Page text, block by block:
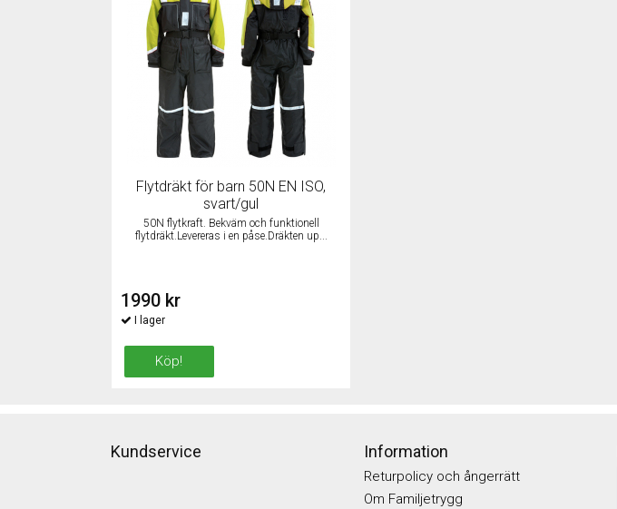
Flytdräkt för barn 50N EN ISO,
svart/gul
50N flytkraft. Bekväm och funktionell
flytdräkt.Levereras i en påse.Dräkten up...
1990 kr
Köp!
Kundservice Information
Returpolicy och ångerrätt
Om Familjetrygg